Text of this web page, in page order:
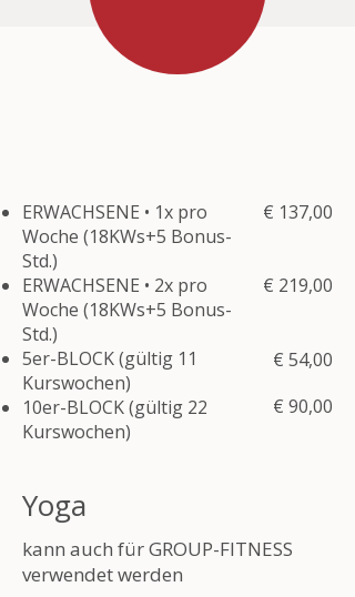
ERWACHSENE • 1x pro
Woche (18KWs+5 Bonus-
Std.)
ERWACHSENE • 2x pro
Woche (18KWs+5 Bonus-
Std.)
5er-BLOCK (gültig 11
Kurswochen)
10er-BLOCK (gültig 22
Kurswochen)
€ 137,00
€ 219,00
€ 54,00
€ 90,00
Yoga
kann auch für GROUP-FITNESS
verwendet werden